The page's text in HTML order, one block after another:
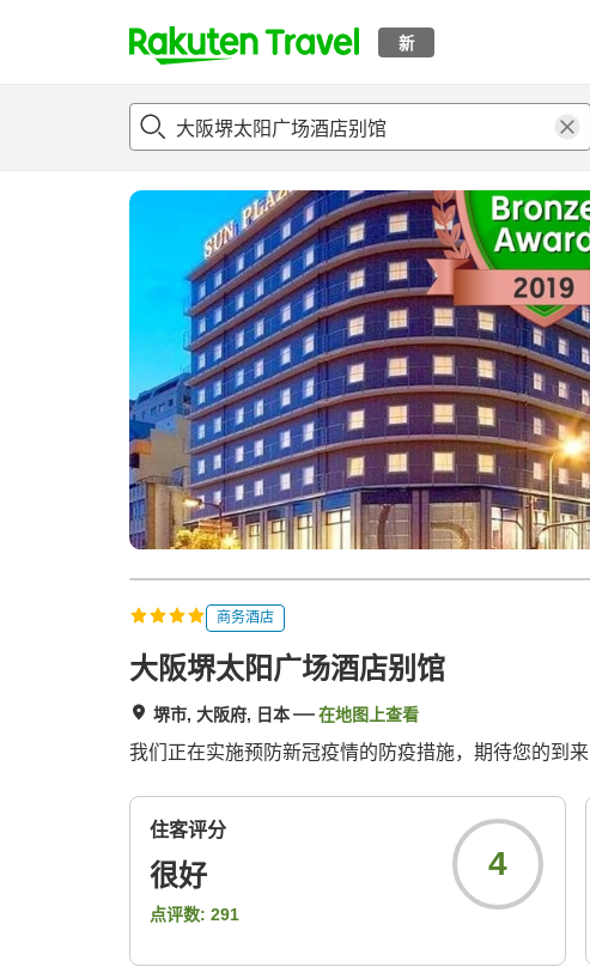
新
t
p
a
h
概况 客房及住宿套餐评论亮点设施
商务酒店
大阪堺太阳广场酒店别馆
堺市, 大阪府, 日本 在地图上查看
我们正在实施预防新冠疫情的防疫措施，期待您的到来
住客评分
很好
点评数: 291
4